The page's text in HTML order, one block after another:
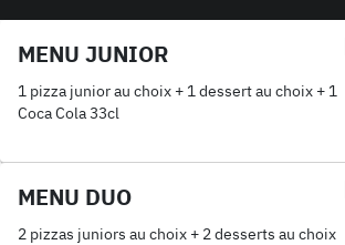
MENU JUNIOR
1 pizza junior au choix + 1 dessert au choix + 1
Coca Cola 33cl
MENU DUO
2 pizzas juniors au choix + 2 desserts au choix